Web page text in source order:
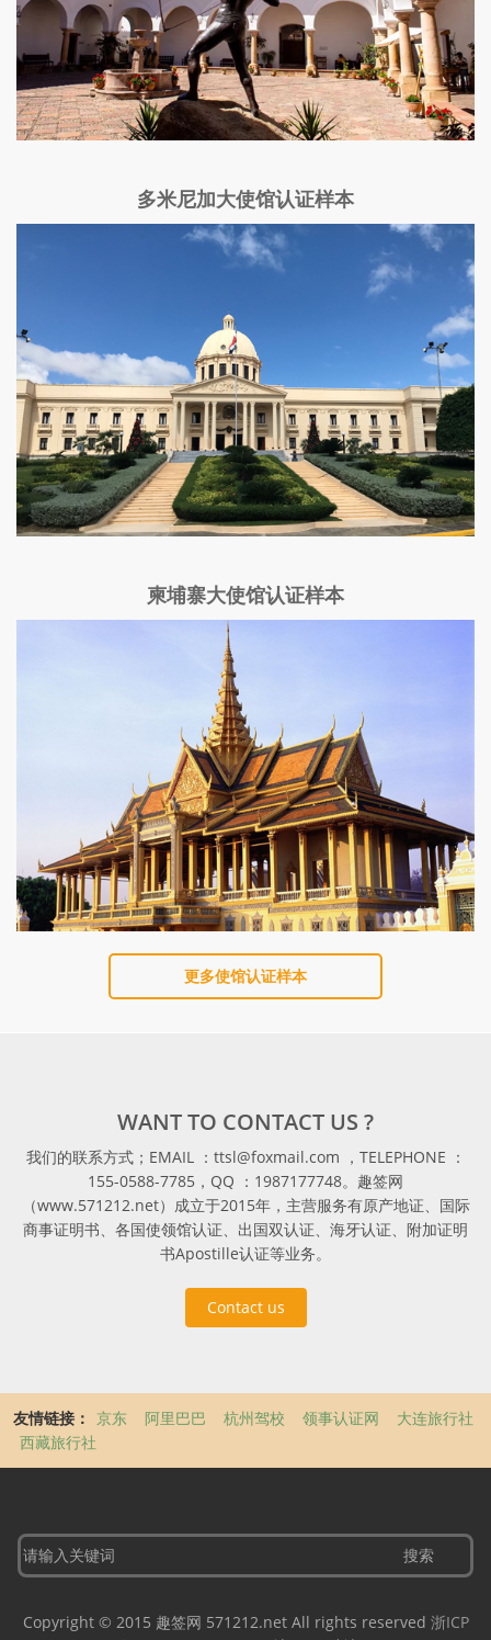
多米尼加大使馆认证样本
柬埔寨大使馆认证样本
更多使馆认证样本
WANT TO CONTACT US ?
我们的联系方式；EMAIL ：ttsl@foxmail.com ，TELEPHONE ：
155-0588-7785，QQ ：1987177748。趣签网
（www.571212.net）成立于2015年，主营服务有原产地证、国际
商事证明书、各国使领馆认证、出国双认证、海牙认证、附加证明
书Apostille认证等业务。
Contact us
友情链接： 京东 阿里巴巴 杭州驾校 领事认证网
大连旅行社
西藏旅行社
Copyright © 2015 趣签网 571212.net All rights reserved 浙ICP